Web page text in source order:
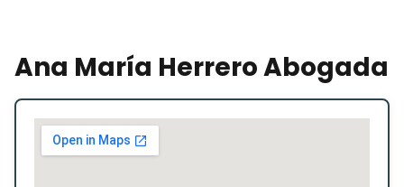
Ana María Herrero Abogada